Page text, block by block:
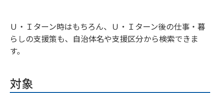
Ｕ・Ｉターン時はもちろん、Ｕ・Ｉターン後の仕事・暮
らしの支援策も、自治体名や支援区分から検索できま
す。
対象